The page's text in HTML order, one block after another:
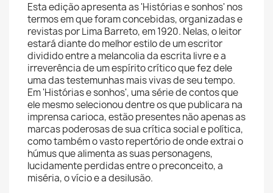
Esta edição apresenta as 'Histórias e sonhos' nos
termos em que foram concebidas, organizadas e
revistas por Lima Barreto, em 1920. Nelas, o leitor
estará diante do melhor estilo de um escritor
dividido entre a melancolia da escrita livre e a
irreverência de um espírito crítico que fez dele
uma das testemunhas mais vivas de seu tempo.
Em 'Histórias e sonhos', uma série de contos que
ele mesmo selecionou dentre os que publicara na
imprensa carioca, estão presentes não apenas as
marcas poderosas de sua crítica social e política,
como também o vasto repertório de onde extrai o
húmus que alimenta as suas personagens,
lucidamente perdidas entre o preconceito, a
miséria, o vício e a desilusão.